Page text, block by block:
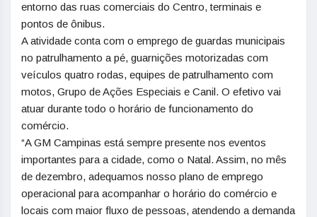
entorno das ruas comerciais do Centro, terminais e
pontos de ônibus.
A atividade conta com o emprego de guardas municipais
no patrulhamento a pé, guarnições motorizadas com
veículos quatro rodas, equipes de patrulhamento com
motos, Grupo de Ações Especiais e Canil. O efetivo vai
atuar durante todo o horário de funcionamento do
comércio.
“A GM Campinas está sempre presente nos eventos
importantes para a cidade, como o Natal. Assim, no mês
de dezembro, adequamos nosso plano de emprego
operacional para acompanhar o horário do comércio e
locais com maior fluxo de pessoas, atendendo a demanda